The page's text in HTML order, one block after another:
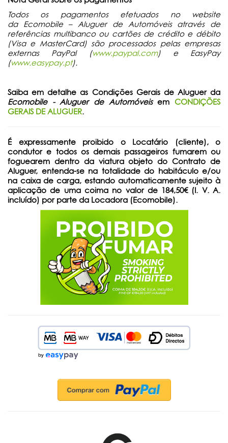
Todos os pagamentos efetuados no website
da Ecomobile – Aluguer de Automóveis através de
referências multibanco ou cartões de crédito e débito
(Visa e MasterCard) são processados pelas empresas
externas PayPal (www.paypal.com) e EasyPay
(www.easypay.pt).
Saiba em detalhe as Condições Gerais de Aluguer da
Ecomobile - Aluguer de AutomóveisemCONDIÇÕES
GERAIS DE ALUGUER.
É expressamente proibido o Locatário (cliente), o
condutor e todos os demais passageiros fumarem ou
foguearem dentro da viatura objeto do Contrato de
Aluguer, entenda-se na totalidade do habitáculo e/ou
na caixa de carga, estando automaticamente sujeito à
aplicação de uma coima no valor de 184,50€ (I. V. A.
incluído) por parte da Locadora (Ecomobile).